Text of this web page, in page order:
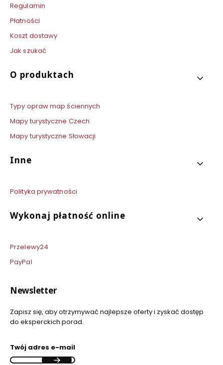
Regulamin
Płatności
Koszt dostawy
Jak szukać
O produktach
Typy opraw map ściennych
Mapy turystyczne Czech
Mapy turystyczne Słowacji
Inne
Polityka prywatności
Wykonaj płatność online
Przelewy24
PayPal
Newsletter
Zapisz się, aby otrzymywać najlepsze oferty i zyskać dostęp
do eksperckich porad.
Twój adres e-mail